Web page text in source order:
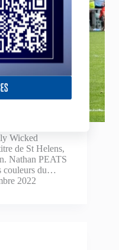
Wicked
de St Helens,
Nathan PEATS
couleurs du…
2022